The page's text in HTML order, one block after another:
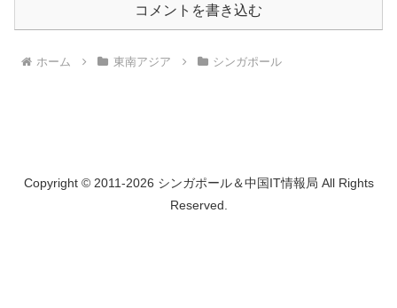
コメントを書き込む
ホーム 東南アジア シンガポール
Copyright © 2011-2026 シンガポール＆中国IT情報局 All Rights
Reserved.